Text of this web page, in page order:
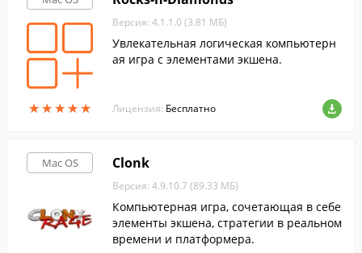
★★★★★
★★★★★
Версия: 4.1.1.0 (3.81 МБ)
Увлекательная логическая компьютерн
ая игра с элементами экшена.
Лицензия: Бесплатно
Mac OS Clonk
Версия: 4.9.10.7 (89.33 МБ)
Компьютерная игра, сочетающая в себе
элементы экшена, стратегии в реальном
времени и платформера.